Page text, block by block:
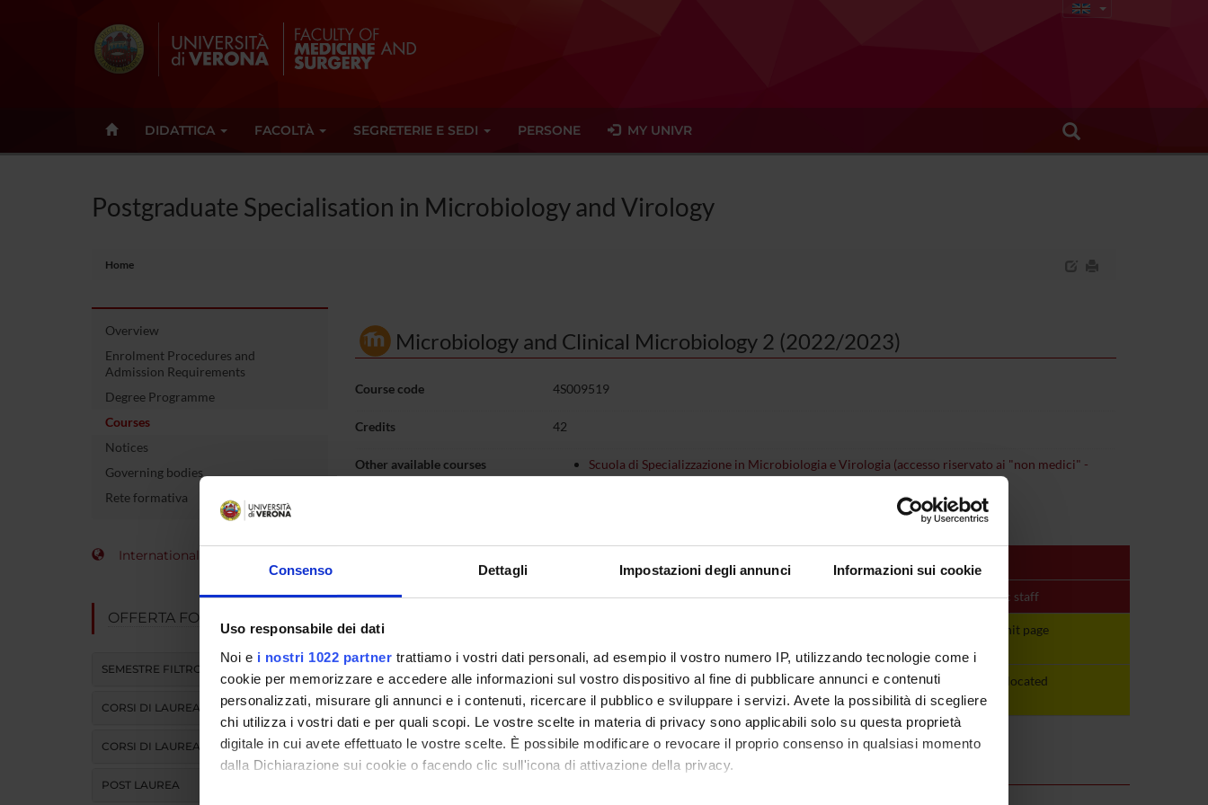
Consenso Dettagli Impostazioni degli annunci Informazioni sui cookie
Uso responsabile dei dati
Noi e i nostri 1022 partner trattiamo i vostri dati personali, ad esempio il vostro numero IP, utilizzando tecnologie come i
cookie per memorizzare e accedere alle informazioni sul vostro dispositivo al fine di pubblicare annunci e contenuti
personalizzati, misurare gli annunci e i contenuti, ricercare il pubblico e sviluppare i servizi. Avete la possibilità di scegliere
chi utilizza i vostri dati e per quali scopi. Le vostre scelte in materia di privacy sono applicabili solo su questa proprietà
digitale in cui avete effettuato le vostre scelte. È possibile modificare o revocare il proprio consenso in qualsiasi momento
dalla Dichiarazione sui cookie o facendo clic sull'icona di attivazione della privacy.
DIDATTICA FACOLTÀ SEGRETERIE E SEDI PERSONE MY UNIVR
Postgraduate Specialisation in Microbiology and Virology
Home
Overview
Enrolment Procedures and
Admission Requirements
Degree Programme
Courses
Notices
Governing bodies
Rete formativa
International Students
OFFERTA FORMATIVA
SEMESTRE FILTRO
CORSI DI LAUREA
CORSI DI LAUREA MAGISTRALE
POST LAUREA
Microbiology and Clinical Microbiology 2 (2022/2023)
Course code 4S009519
Credits 42
Other available courses
Scuola di Specializzazione in Microbiologia e Virologia (accesso riservato ai "non medici" -
Teaching is organised as follows:
Unit Credits Academic sector Period Academic staff
DIDATTICA FRONTALE See the unit page
ATTIVITA' PRATICA 37
MED/07-MICROBIOLOGY AND
CLINICAL MICROBIOLOGY
not yet allocated not yet allocated
Learning outcomes